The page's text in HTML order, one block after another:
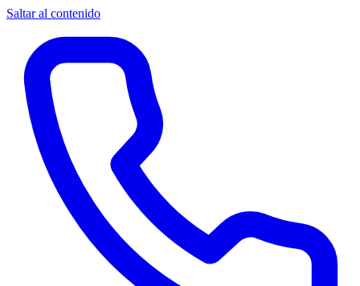
Saltar al contenido